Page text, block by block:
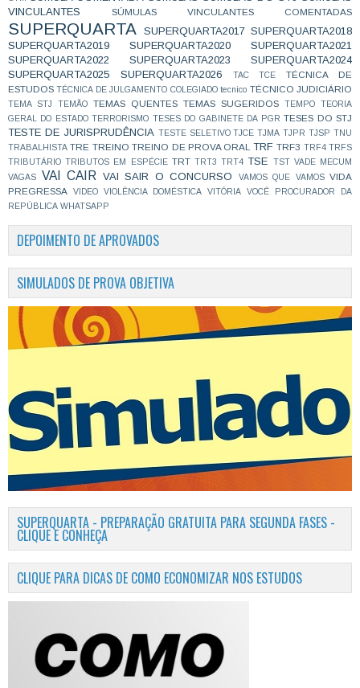
VINCULANTES
SÚMULAS VINCULANTES COMENTADAS
SUPERQUARTA SUPERQUARTA2017 SUPERQUARTA2018
SUPERQUARTA2019
SUPERQUARTA2020
SUPERQUARTA2021
SUPERQUARTA2022
SUPERQUARTA2023
SUPERQUARTA2024
SUPERQUARTA2025
SUPERQUARTA2026 TAC TCE
TÉCNICA DE
ESTUDOS TÉCNICA DE JULGAMENTO COLEGIADO tecnico TÉCNICO JUDICIÁRIO
TEMA STJ TEMÃO TEMAS QUENTES TEMAS SUGERIDOS TEMPO
TEORIA
GERAL DO ESTADO TERRORISMO TESES DO GABINETE DA PGR TESES DO STJ
TESTE DE JURISPRUDÊNCIA TESTE SELETIVO TJCE TJMA TJPR TJSP TNU
TRABALHISTA TRE TREINO TREINO DE PROVA ORAL TRF TRF3 TRF4 TRFS
TRIBUTÁRIO TRIBUTOS EM ESPÉCIE TRT TRT3 TRT4 TSE TST VADE MECUM
VAGAS
VAI CAIR VAI SAIR O CONCURSO VAMOS QUE VAMOS VIDA
PREGRESSA
VIDEO VIOLÊNCIA DOMÉSTICA VITÓRIA
VOCÊ PROCURADOR DA
REPÚBLICA WHATSAPP
DEPOIMENTO DE APROVADOS
SIMULADOS DE PROVA OBJETIVA
SUPERQUARTA - PREPARAÇÃO GRATUITA PARA SEGUNDA FASES -
CLIQUE E CONHEÇA
CLIQUE PARA DICAS DE COMO ECONOMIZAR NOS ESTUDOS